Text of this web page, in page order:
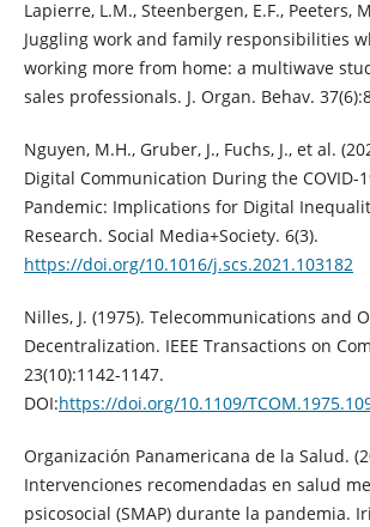
Lapierre, L.M., Steenbergen, E.F., Peeters,
Juggling work and family responsibilities
working more from home: a multiwave
sales professionals. J. Organ. Behav.
Nguyen, M.H., Gruber, J., Fuchs, J., et al.
Digital Communication During the COVID-
Pandemic: Implications for Digital
Research. Social Media+Society. 6(3).
https://doi.org/10.1016/j.scs.2021.103182
Nilles, J. (1975). Telecommunications and
Decentralization. IEEE Transactions on
23(10):1142-1147.
DOI:https://doi.org/10.1109/
Organización Panamericana de la Salud.
Intervenciones recomendadas en salud
psicosocial (SMAP) durante la pandemia.